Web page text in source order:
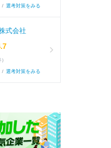
/ 選考対策をみる
式会社
/ 選考対策をみる